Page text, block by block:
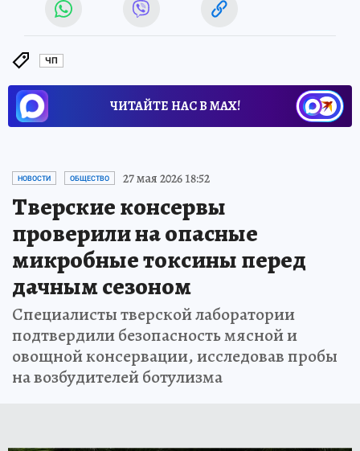
ЧП
ЧИТАЙТЕ НАС В МАХ!
НОВОСТИ ОБЩЕСТВО 27 мая 2026 18:52
Тверские консервы
проверили на опасные
микробные токсины перед
дачным сезоном
Специалисты тверской лаборатории
подтвердили безопасность мясной и
овощной консервации, исследовав пробы
на возбудителей ботулизма